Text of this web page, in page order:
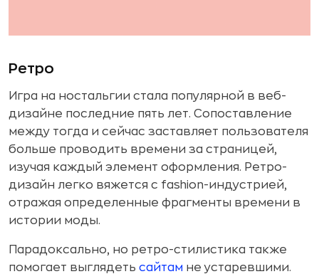
Ретро
Игра на ностальгии стала популярной в веб-
дизайне последние пять лет. Сопоставление
между тогда и сейчас заставляет пользователя
больше проводить времени за страницей,
изучая каждый элемент оформления. Ретро-
дизайн легко вяжется с fashion-индустрией,
отражая определенные фрагменты времени в
истории моды.
Парадоксально, но ретро-стилистика также
помогает выглядеть сайтам не устаревшими.